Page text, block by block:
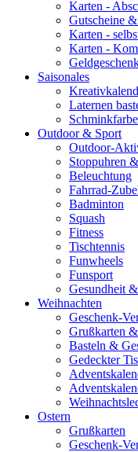
Karten -
Gutscheine
Karten -
Karten -
Saisonales
Laternen
Outdoor & Sport
Outdoor-
Stoppuhren
Beleuchtung
Fahrrad-
Badminton
Squash
Fitness
Tischtennis
Funwheels
Funsport
Gesundheit
Weihnachten
Geschenk-
Grußkarten
Basteln &
Gedeckter
Ostern
Grußkarten
Geschenk-